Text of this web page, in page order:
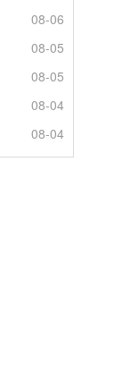
08-06
08-05
08-05
08-04
08-04